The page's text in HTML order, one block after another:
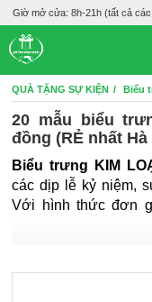
Giờ mở cửa: 8h-21h (tất cả
QUÀ TẶNG SỰ KIỆN Biểu
20 mẫu biểu
đồng (RẺ nhất Hà
Biểu trưng KIM
các dịp lễ kỷ niệm,
Với hình thức đơn
không kém phần ,